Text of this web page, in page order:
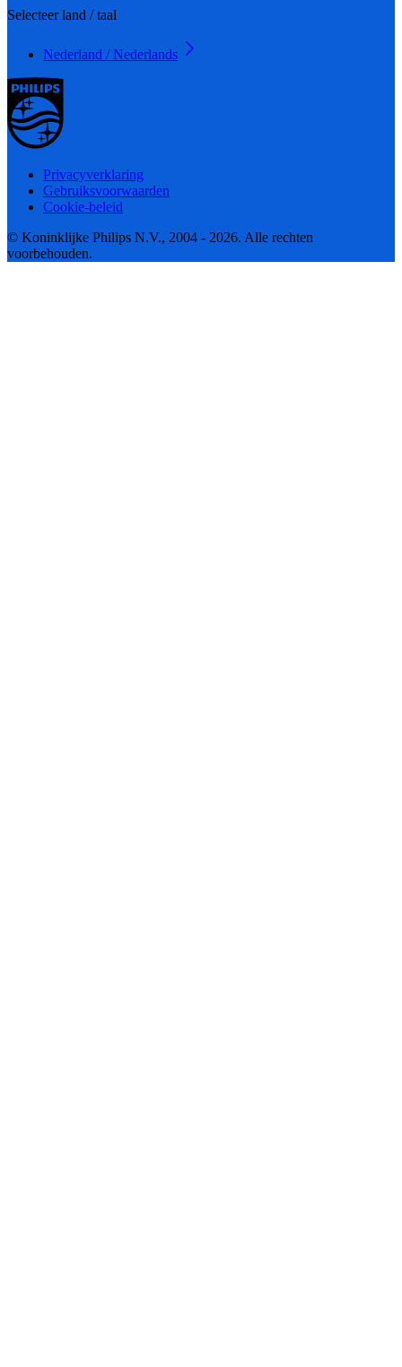
Selecteer land / taal
Nederland / Nederlands
Privacyverklaring
Gebruiksvoorwaarden
Cookie-beleid
© Koninklijke Philips N.V., 2004 - 2026. Alle rechten
voorbehouden.